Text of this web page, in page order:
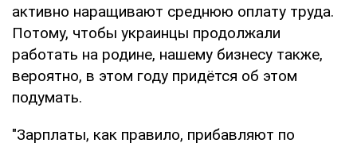
активно наращивают среднюю оплату труда.
Потому, чтобы украинцы продолжали
работать на родине, нашему бизнесу также,
вероятно, в этом году придётся об этом
подумать.
"Зарплаты, как правило, прибавляют по